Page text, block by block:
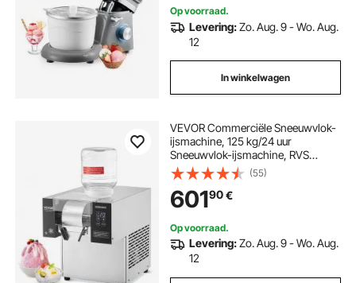
Op voorraad.
Levering:Zo. Aug. 9 - Wo. Aug.
12
In winkelwagen
VEVOR Commerciële Sneeuwvlok-
ijsmachine, 125 kg/24 uur
Sneeuwvlok-ijsmachine, RVS
ijsschaaf, Elektrische
sneeuwkegelmaker met
luchtkoelsysteem en touchscreen
(55)
60190€
Op voorraad.
Levering:Zo. Aug. 9 - Wo. Aug.
12